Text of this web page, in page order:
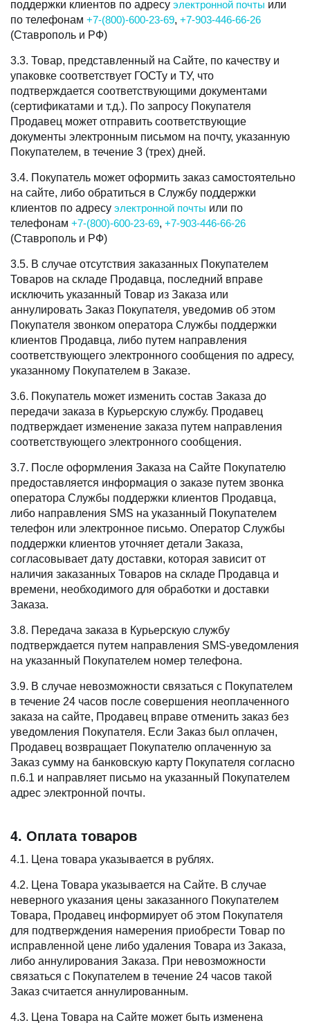
поддержки клиентов по адресу электронной почты или
по телефонам +7-(800)-600-23-69, +7-903-446-66-26
(Ставрополь и РФ)
3.3. Товар, представленный на Сайте, по качеству и
упаковке соответствует ГОСТу и ТУ, что
подтверждается соответствующими документами
(сертификатами и т.д.). По запросу Покупателя
Продавец может отправить соответствующие
документы электронным письмом на почту, указанную
Покупателем, в течение 3 (трех) дней.
3.4. Покупатель может оформить заказ самостоятельно
на сайте, либо обратиться в Службу поддержки
клиентов по адресу электронной почты или по
телефонам +7-(800)-600-23-69, +7-903-446-66-26
(Ставрополь и РФ)
3.5. В случае отсутствия заказанных Покупателем
Товаров на складе Продавца, последний вправе
исключить указанный Товар из Заказа или
аннулировать Заказ Покупателя, уведомив об этом
Покупателя звонком оператора Службы поддержки
клиентов Продавца, либо путем направления
соответствующего электронного сообщения по адресу,
указанному Покупателем в Заказе.
3.6. Покупатель может изменить состав Заказа до
передачи заказа в Курьерскую службу. Продавец
подтверждает изменение заказа путем направления
соответствующего электронного сообщения.
3.7. После оформления Заказа на Сайте Покупателю
предоставляется информация о заказе путем звонка
оператора Службы поддержки клиентов Продавца,
либо направления SMS на указанный Покупателем
телефон или электронное письмо. Оператор Службы
поддержки клиентов уточняет детали Заказа,
согласовывает дату доставки, которая зависит от
наличия заказанных Товаров на складе Продавца и
времени, необходимого для обработки и доставки
Заказа.
3.8. Передача заказа в Курьерскую службу
подтверждается путем направления SMS-уведомления
на указанный Покупателем номер телефона.
3.9. В случае невозможности связаться с Покупателем
в течение 24 часов после совершения неоплаченного
заказа на сайте, Продавец вправе отменить заказ без
уведомления Покупателя. Если Заказ был оплачен,
Продавец возвращает Покупателю оплаченную за
Заказ сумму на банковскую карту Покупателя согласно
п.6.1 и направляет письмо на указанный Покупателем
адрес электронной почты.
4. Оплата товаров
4.1. Цена товара указывается в рублях.
4.2. Цена Товара указывается на Сайте. В случае
неверного указания цены заказанного Покупателем
Товара, Продавец информирует об этом Покупателя
для подтверждения намерения приобрести Товар по
исправленной цене либо удаления Товара из Заказа,
либо аннулирования Заказа. При невозможности
связаться с Покупателем в течение 24 часов такой
Заказ считается аннулированным.
4.3. Цена Товара на Сайте может быть изменена